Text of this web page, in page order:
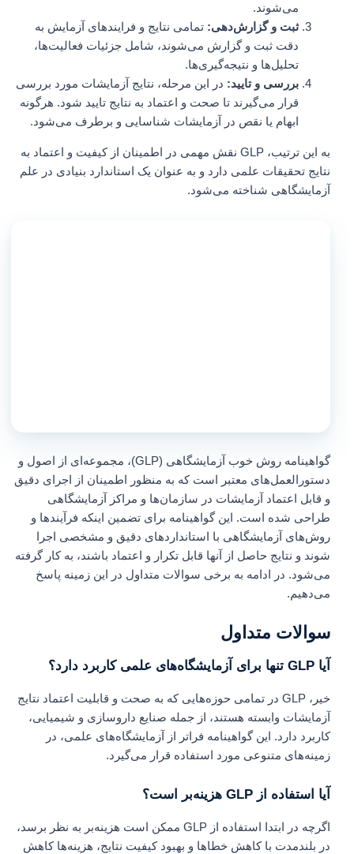
می‌شوند.
ثبت و گزارش‌دهی:تمامی نتایج و فرایندهای آزمایش به
دقت ثبت و گزارش می‌شوند، شامل جزئیات فعالیت‌ها،
تحلیل‌ها و نتیجه‌گیری‌ها.
بررسی و تایید:در این مرحله، نتایج آزمایشات مورد بررسی
قرار می‌گیرند تا صحت و اعتماد به نتایج تایید شود. هرگونه
ابهام یا نقص در آزمایشات شناسایی و برطرف می‌شود.
به این ترتیب، GLP نقش مهمی در اطمینان از کیفیت و اعتماد به
نتایج تحقیقات علمی دارد و به عنوان یک استاندارد بنیادی در علم
آزمایشگاهی شناخته می‌شود.
گواهینامه روش خوب آزمایشگاهی (GLP)، مجموعه‌ای از اصول و
دستورالعمل‌های معتبر است که به منظور اطمینان از اجرای دقیق
و قابل اعتماد آزمایشات در سازمان‌ها و مراکز آزمایشگاهی
طراحی شده است. این گواهینامه برای تضمین اینکه فرآیندها و
روش‌های آزمایشگاهی با استانداردهای دقیق و مشخصی اجرا
شوند و نتایج حاصل از آنها قابل تکرار و اعتماد باشند، به کار گرفته
می‌شود. در ادامه به برخی سوالات متداول در این زمینه پاسخ
می‌دهیم.
سوالات متداول
آیا GLP تنها برای آزمایشگاه‌های علمی کاربرد دارد؟
خیر، GLP در تمامی حوزه‌هایی که به صحت و قابلیت اعتماد نتایج
آزمایشات وابسته هستند، از جمله صنایع داروسازی و شیمیایی،
کاربرد دارد. این گواهینامه فراتر از آزمایشگاه‌های علمی، در
زمینه‌های متنوعی مورد استفاده قرار می‌گیرد.
آیا استفاده از GLP هزینه‌بر است؟
اگرچه در ابتدا استفاده از GLP ممکن است هزینه‌بر به نظر برسد،
در بلندمدت با کاهش خطاها و بهبود کیفیت نتایج، هزینه‌ها کاهش